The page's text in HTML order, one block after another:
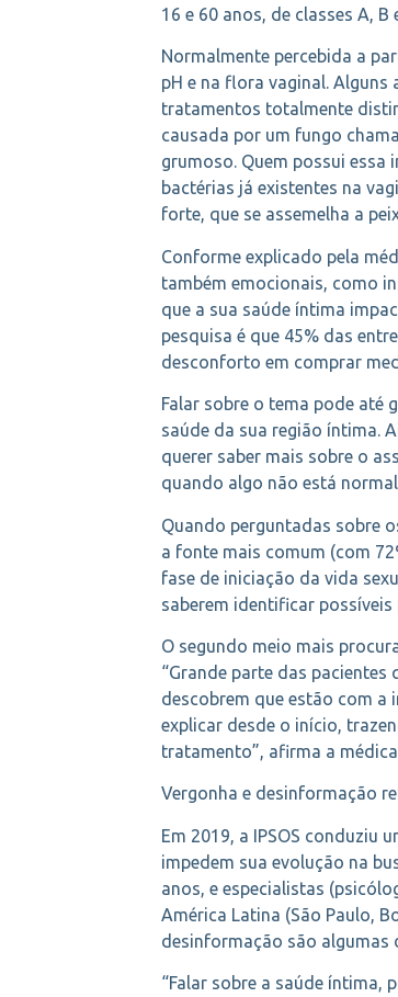
16 e 60 anos, de classes A,
Normalmente percebida a
pH e na flora vaginal.
tratamentos totalmente
causada por um fungo
grumoso. Quem possui essa
bactérias já existentes na
forte, que se assemelha a
Conforme explicado pela
também emocionais, como
que a sua saúde íntima
pesquisa é que 45% das
desconforto em comprar
Falar sobre o tema pode até
saúde da sua região íntima.
querer saber mais sobre o
quando algo não está
Quando perguntadas sobre
a fonte mais comum (com
fase de iniciação da vida
saberem identificar
O segundo meio mais
“Grande parte das
descobrem que estão com a
explicar desde o início,
tratamento”, afirma a
Vergonha e desinformação
Em 2019, a IPSOS conduziu
impedem sua evolução na
anos, e especialistas
América Latina (São Paulo,
desinformação são algumas
“Falar sobre a saúde íntima,